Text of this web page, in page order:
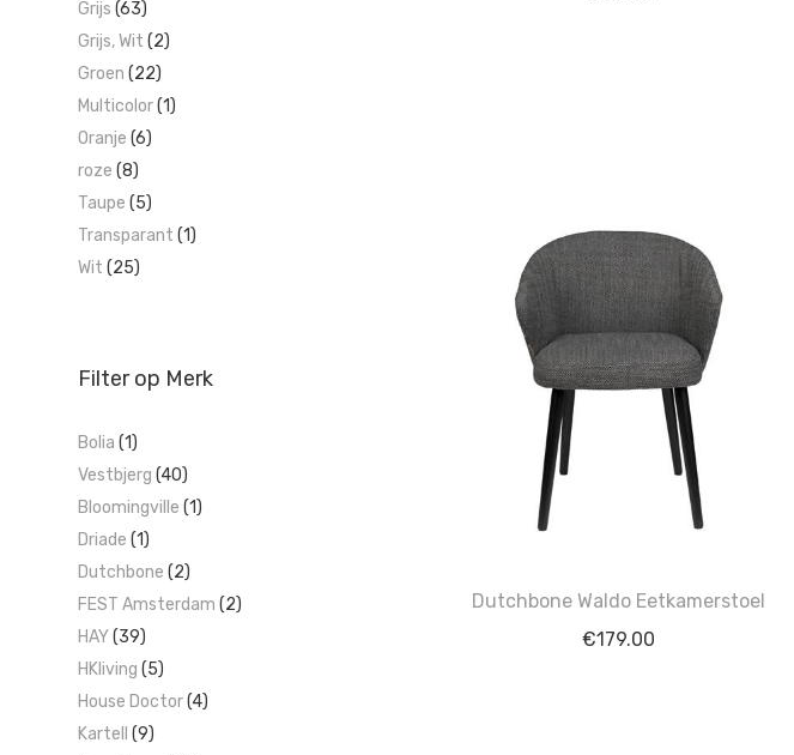
Dutchbone Waldo Eetkamerstoel
€179.00
Grijs (63)
Grijs, Wit (2)
Groen (22)
Multicolor(1)
Oranje (6)
roze (8)
Taupe (5)
Transparant (1)
Wit (25)
Filter op Merk
Bolia (1)
Vestbjerg (40)
Bloomingville (1)
Driade (1)
Dutchbone (2)
FEST Amsterdam (2)
HAY(39)
HKliving (5)
House Doctor(4)
Kartell (9)